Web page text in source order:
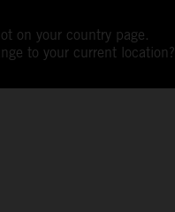
on your country page.
to your current location?